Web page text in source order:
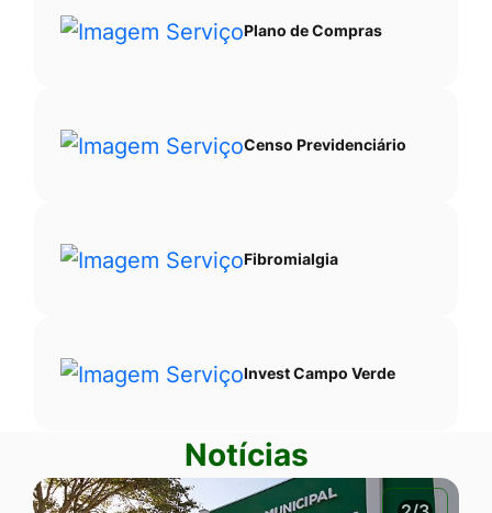
Plano de Compras
Censo Previdenciário
Fibromialgia
Invest Campo Verde
Notícias